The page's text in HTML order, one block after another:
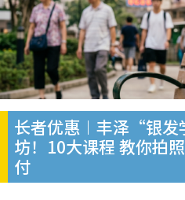
长者优惠︱丰泽“银
坊！10大课程 教你拍
付